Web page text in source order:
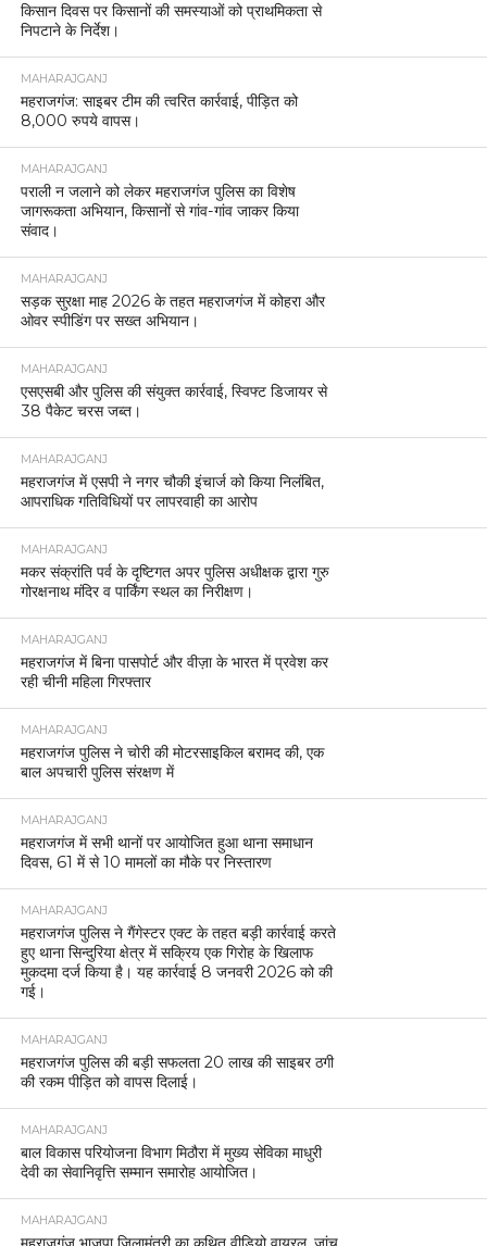
किसान दिवस पर किसानों की समस्याओं को प्राथमिकता से
निपटाने के निर्देश।
MAHARAJGANJ
महराजगंज: साइबर टीम की त्वरित कार्रवाई, पीड़ित को
8,000 रुपये वापस।
MAHARAJGANJ
पराली न जलाने को लेकर महराजगंज पुलिस का विशेष
जागरूकता अभियान, किसानों से गांव-गांव जाकर किया
संवाद।
MAHARAJGANJ
सड़क सुरक्षा माह 2026 के तहत महराजगंज में कोहरा और
ओवर स्पीडिंग पर सख्त अभियान।
MAHARAJGANJ
एसएसबी और पुलिस की संयुक्त कार्रवाई, स्विफ्ट डिजायर से
38 पैकेट चरस जब्त।
MAHARAJGANJ
महराजगंज में एसपी ने नगर चौकी इंचार्ज को किया निलंबित,
आपराधिक गतिविधियों पर लापरवाही का आरोप
MAHARAJGANJ
मकर संक्रांति पर्व के दृष्टिगत अपर पुलिस अधीक्षक द्वारा गुरु
गोरक्षनाथ मंदिर व पार्किंग स्थल का निरीक्षण।
MAHARAJGANJ
महराजगंज में बिना पासपोर्ट और वीज़ा के भारत में प्रवेश कर
रही चीनी महिला गिरफ्तार
MAHARAJGANJ
महराजगंज पुलिस ने चोरी की मोटरसाइकिल बरामद की, एक
बाल अपचारी पुलिस संरक्षण में
MAHARAJGANJ
महराजगंज में सभी थानों पर आयोजित हुआ थाना समाधान
दिवस, 61 में से 10 मामलों का मौके पर निस्तारण
MAHARAJGANJ
महराजगंज पुलिस ने गैंगेस्टर एक्ट के तहत बड़ी कार्रवाई करते
हुए थाना सिन्दुरिया क्षेत्र में सक्रिय एक गिरोह के खिलाफ
मुकदमा दर्ज किया है। यह कार्रवाई 8 जनवरी 2026 को की
गई।
MAHARAJGANJ
महराजगंज पुलिस की बड़ी सफलता 20 लाख की साइबर ठगी
की रकम पीड़ित को वापस दिलाई।
MAHARAJGANJ
बाल विकास परियोजना विभाग मिठौरा में मुख्य सेविका माधुरी
देवी का सेवानिवृत्ति सम्मान समारोह आयोजित।
MAHARAJGANJ